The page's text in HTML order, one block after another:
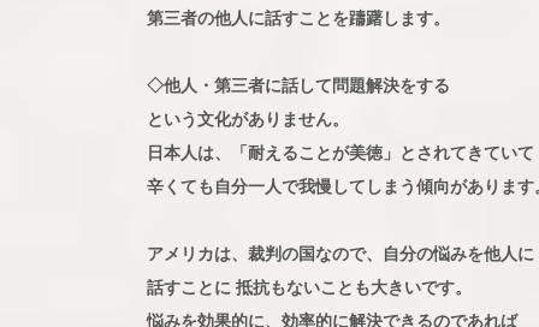
第三者の他人に話すことを躊躇します。
◇他人・第三者に話して問題解決をする
という文化がありません。
日本人は、「耐えることが美徳」とされてきていて
辛くても自分一人で我慢してしまう傾向があります
アメリカは、裁判の国なので、自分の悩みを他人に
話すことに 抵抗もないことも大きいです。
悩みを効果的に、効率的に解決できるのであれば